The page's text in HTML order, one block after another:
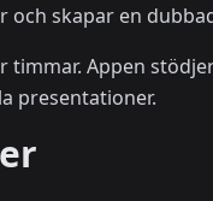
skapar en
Appen
presentationer.